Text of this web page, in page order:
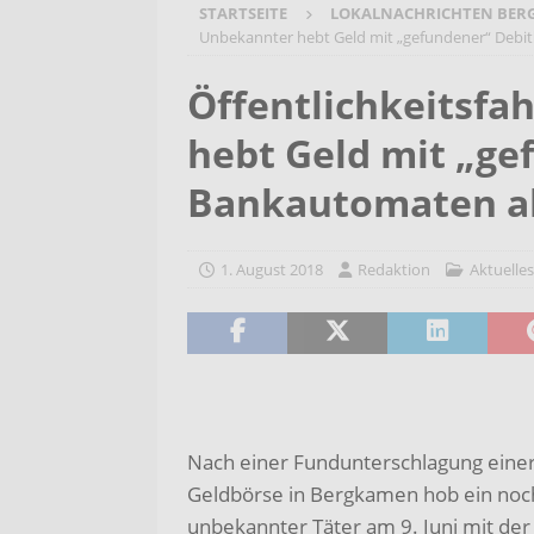
[ 7. August 2026 ]
Bergehalde „Großes Holz“
[ 6. August 2026 ]
Pflege-
Holzbildhauerei sichern!
STARTSEITE LOKALNACHRICHTEN
Unbekannter hebt Geld mit „gefundener“
hebt Geld mit
Bankautomaten
1. August 2018 Redaktion Aktuelles
Nach einer Fundunterschlagung
Geldbörse in Bergkamen hob ein
unbekannter Täter am 9. Juni mit